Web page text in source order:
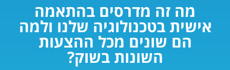
מה זה מדרסים בהתאמה
אישית בטכנולוגיה שלנו ולמה
הם שונים מכל ההצעות
השונות בשוק?